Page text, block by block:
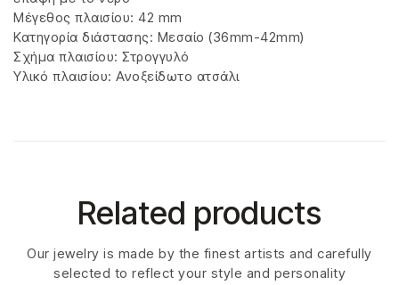
Μέγεθος πλαισίου: 42 mm
Κατηγορία διάστασης: Μεσαίο (36mm-42mm)
Σχήμα πλαισίου: Στρογγυλό
Υλικό πλαισίου: Ανοξείδωτο ατσάλι
Related products
Our jewelry is made by the finest artists and carefully
selected to reflect your style and personality